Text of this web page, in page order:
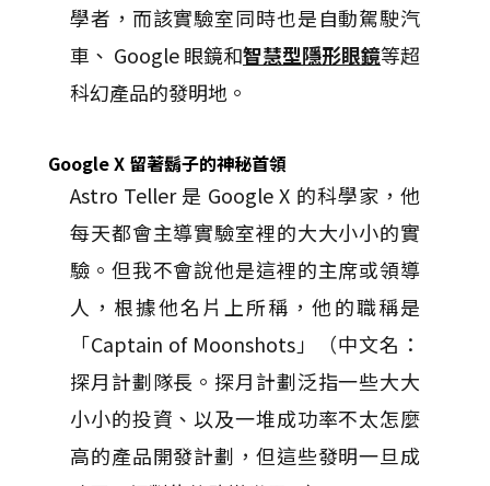
學者，而該實驗室同時也是自動駕駛汽
車、 Google 眼鏡和智慧型隱形眼鏡等超
科幻產品的發明地。
Google X 留著鬍子的神秘首領
Astro Teller 是 Google X 的科學家，他
每天都會主導實驗室裡的大大小小的實
驗。但我不會說他是這裡的主席或領導
人，根據他名片上所稱，他的職稱是
「Captain of Moonshots」（中文名：
探月計劃隊長。探月計劃泛指一些大大
小小的投資、以及一堆成功率不太怎麼
高的產品開發計劃，但這些發明一旦成